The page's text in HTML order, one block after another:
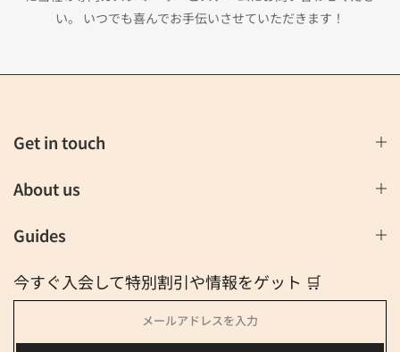
い。 いつでも喜んでお手伝いさせていただきます！
Get in touch
About us
Guides
今すぐ入会して特別割引や情報をゲット 🛒